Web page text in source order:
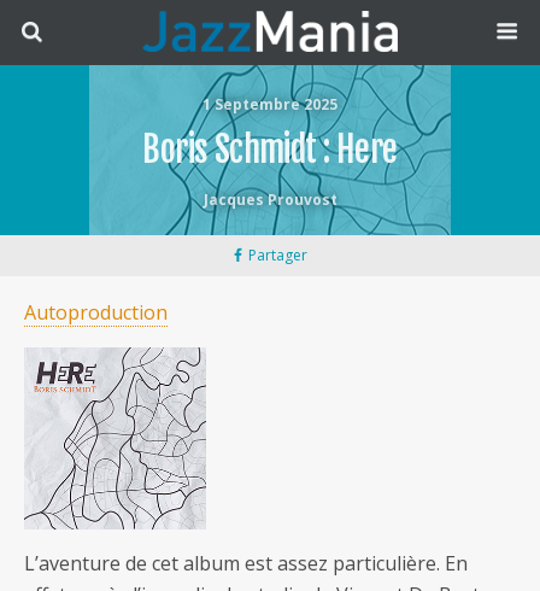
1 Septembre 2025
Boris Schmidt : Here
Jacques Prouvost
Partager
Autoproduction
L’aventure de cet album est assez particulière. En